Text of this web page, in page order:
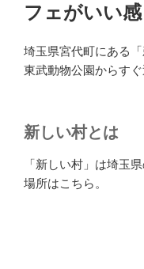
フェがいい感
埼玉県宮代町にある
東武動物公園からすぐ
新しい村とは
「新しい村」は埼玉
場所はこちら。